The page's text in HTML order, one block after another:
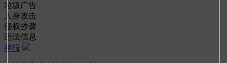
垃圾广告
人身攻击
侵权抄袭
违法信息
举报